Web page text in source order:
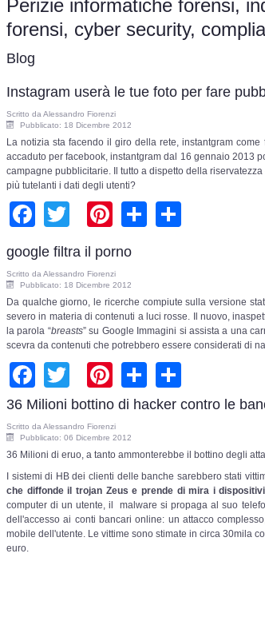
Perizie informatiche forensi,
forensi, cyber security,
Blog
Instagram userà le tue foto per fare
Scritto da Alessandro Fiorenzi
Pubblicato: 18 Dicembre 2012
La notizia sta facendo il giro della rete, instantgram
accaduto per facebook, instantgram dal 16 gennaio 2013
campagne pubblicitarie. Il tutto a dispetto della
più tutelanti i dati degli utenti?
Facebook
TwitterPinterest
Share
google filtra il porno
Scritto da Alessandro Fiorenzi
Pubblicato: 18 Dicembre 2012
Da qualche giorno, le ricerche compiute sulla versione
severo in materia di contenuti a luci rosse. Il nuovo,
la parola “breasts” su Google Immagini si assista a una
scevra da contenuti che potrebbero essere considerati di
Facebook
TwitterPinterest
Share
36 Milioni bottino di hacker contro le
Scritto da Alessandro Fiorenzi
Pubblicato: 06 Dicembre 2012
36 Milioni di eruo, a tanto ammonterebbe il bottino degli
I sistemi di HB dei clienti delle banche sarebbero stati
che diffonde il trojan Zeus e prende di mira i
computer di un utente, il malware si propaga al suo
dell'accesso ai conti bancari online: un attacco
mobile dell'utente. Le vittime sono stimate in circa 30mila
euro.